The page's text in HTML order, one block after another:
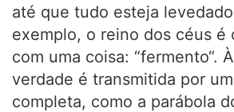
até que tudo esteja
exemplo, o reino dos céus é
com uma coisa: “fermento“.
verdade é transmitida por
completa, como a parábola